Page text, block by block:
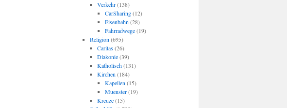
Verkehr(138)
CarSharing(12)
Eisenbahn (28)
Fahrradwege(19)
Religion (695)
Caritas(26)
Diakonie(39)
Katholisch(131)
Kirchen (184)
Kapellen (15)
Muenster(19)
Kreuze(15)